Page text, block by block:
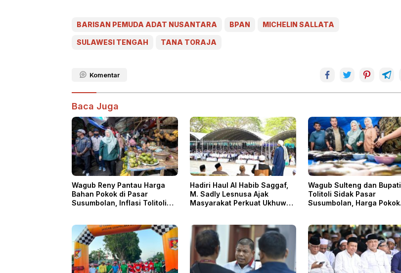
BARISAN PEMUDA ADAT NUSANTARA BPAN MICHELIN SALLATA
SULAWESI TENGAH TANA TORAJA
Komentar
Baca Juga
Wagub Reny Pantau Harga
Bahan Pokok di Pasar
Susumbolan, Inflasi Tolitoli
Hadiri Haul Al Habib Saggaf,
M. Sadly Lesnusa Ajak
Masyarakat Perkuat Ukhuwah
Wagub Sulteng dan Bupati
Tolitoli Sidak Pasar
Susumbolan, Harga Pokok